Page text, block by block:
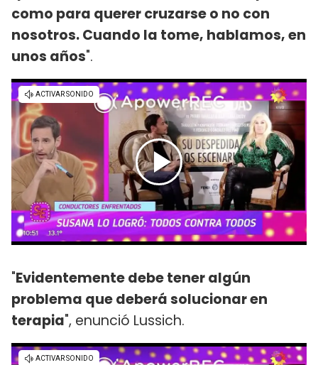
como para querer cruzarse o no con
nosotros. Cuando la tome, hablamos, en
unos años".
"Evidentemente debe tener algún
problema que deberá solucionar en
terapia", enunció Lussich.